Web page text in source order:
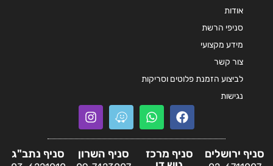
סניפי הרשת
מידע מקצועי
צור קשר
לביצוע הזמנת פלוטים וסריקות
נגישות
ירושלים
סניף מרכז
סניף השרון סניף נתב"ג